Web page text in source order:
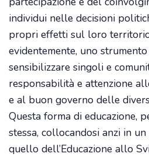
individui nelle decisioni
propri effetti sul loro
evidentemente, uno
sensibilizzare singoli e
responsabilità e attenzione
e al buon governo delle
Questa forma di educazione,
stessa, collocandosi anzi in
quello dell’Educazione allo